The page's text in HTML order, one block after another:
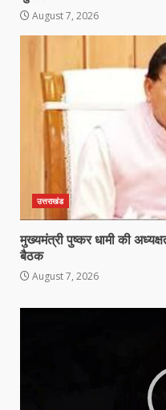
August 7, 2026
उत्तराखंड
मुख्यमंत्री पुष्कर धामी की
बैठक
August 7, 2026